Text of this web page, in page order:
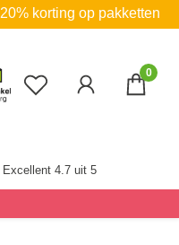
✓ 20% korting op pakketten
Je hebt 0 items
0
Excellent 4.7 uit 5